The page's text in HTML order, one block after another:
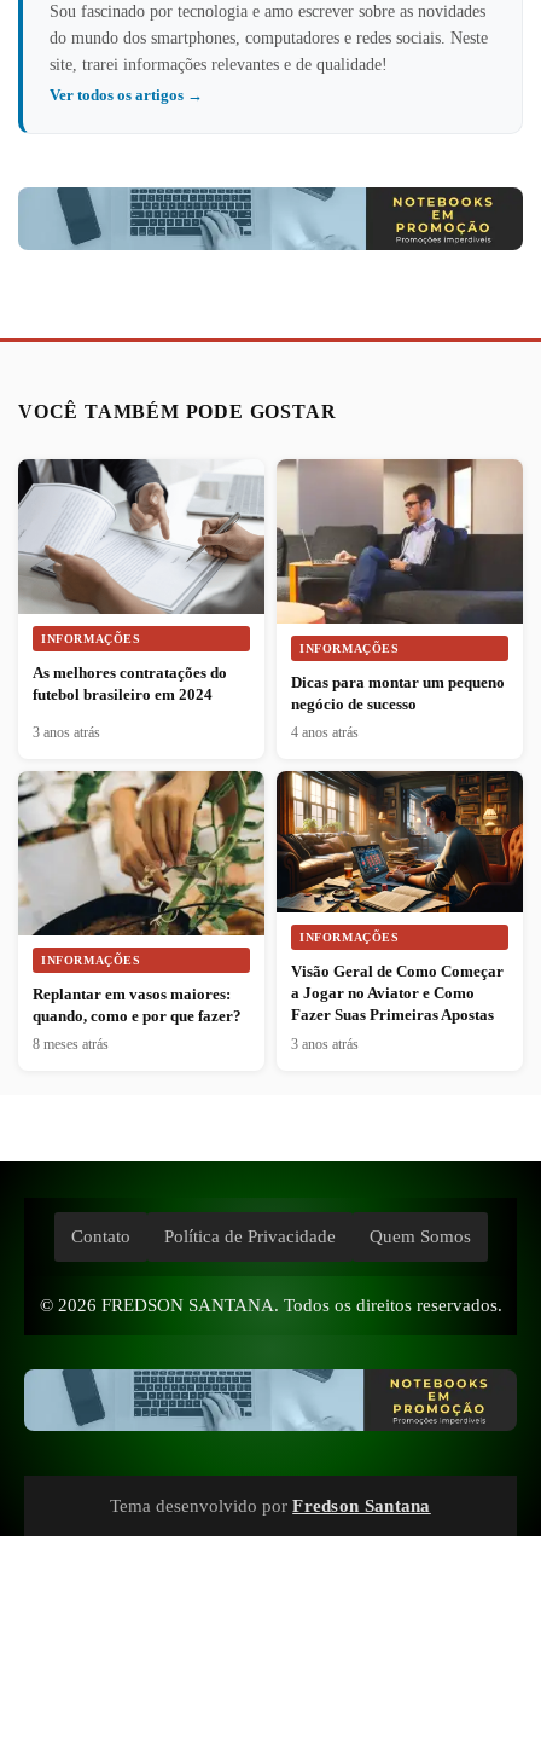
Sou fascinado por tecnologia e amo escrever sobre as novidades
do mundo dos smartphones, computadores e redes sociais. Neste
site, trarei informações relevantes e de qualidade!
Ver todos os artigos →
VOCÊ TAMBÉM PODE GOSTAR
INFORMAÇÕES
As melhores contratações do
futebol brasileiro em 2024
3 anos atrás
INFORMAÇÕES
Dicas para montar um pequeno
negócio de sucesso
4 anos atrás
INFORMAÇÕES
Replantar em vasos maiores:
quando, como e por que fazer?
8 meses atrás
INFORMAÇÕES
Visão Geral de Como Começar
a Jogar no Aviator e Como
Fazer Suas Primeiras Apostas
3 anos atrás
Contato Política de Privacidade Quem Somos
© 2026 FREDSON SANTANA. Todos os direitos reservados.
Tema desenvolvido por Fredson Santana